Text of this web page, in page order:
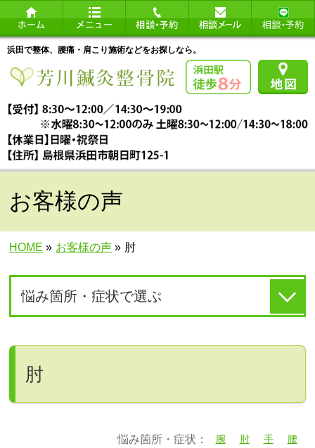
浜田で整体、腰痛・肩こり施術などをお探しなら。
お客様の声
HOME » お客様の声 » 肘
悩み箇所・症状で選ぶ
肘
悩み箇所・症状： 腕 肘 手 腰